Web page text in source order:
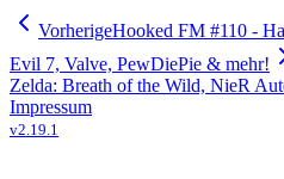
VorherigeHooked FM #110 -
Evil 7, Valve, PewDiePie & mehr!
Zelda: Breath of the Wild, NieR
Impressum
v2.19.1